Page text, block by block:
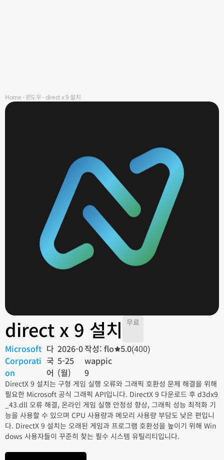
Home-윈도우-direct x 9 설치
direct x 9 설치 무료
Microsoft
Corporati
on
다
국
어
2026-0
5-25
(월)
작성: flo
wappic
9
5.0(400)
DirectX 9 설치는 구형 게임 실행 오류와 그래픽 호환성 문제 해결을 위해
필요한 Microsoft 공식 그래픽 API입니다. DirectX 9 다운로드 후 d3dx9
_43.dll 오류 해결, 온라인 게임 실행 안정성 향상, 그래픽 성능 최적화 기
능을 사용할 수 있으며 CPU 사용량과 메모리 사용량 부담도 낮은 편입니
다. DirectX 9 설치는 오래된 게임과 프로그램 호환성을 높이기 위해 Win
dows 사용자들이 꾸준히 찾는 필수 시스템 유틸리티입니다.